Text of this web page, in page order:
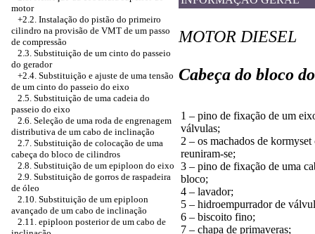
motor
+2.2. Instalação do pistão do primeiro
cilindro na provisão de VMT de um passo
de compressão
2.3. Substituição de um cinto do passeio
do gerador
+2.4. Substituição e ajuste de uma tensão
de um cinto do passeio do eixo
2.5. Substituição de uma cadeia do
passeio do eixo
2.6. Seleção de uma roda de engrenagem
distributiva de um cabo de inclinação
2.7. Substituição de colocação de uma
cabeça do bloco de cilindros
2.8. Substituição de um epiploon do eixo
2.9. Substituição de gorros de raspadeira
de óleo
2.10. Substituição de um epiploon
avançado de um cabo de inclinação
2.11. epiploon posterior de um cabo de
MOTOR DIESEL
Cabeça do bloco
1 – pino de fixação de um
válvulas;
2 – os machados de
reuniram-se;
3 – pino de fixação de uma
bloco;
4 – lavador;
5 – hidroempurrador de
6 – biscoito fino;
7 – chapa de primaveras;